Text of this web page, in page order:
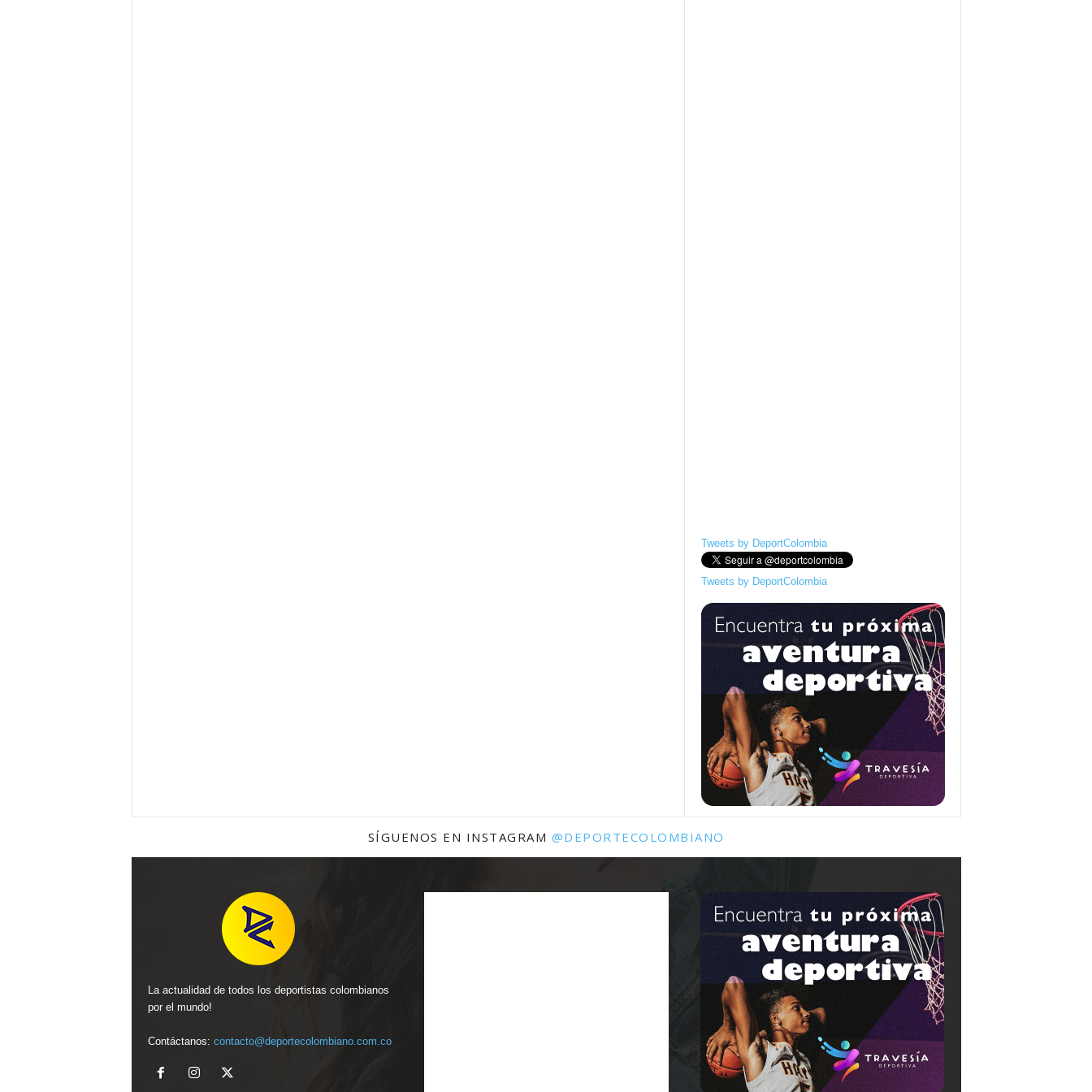
Tweets by DeportColombia
Tweets by DeportColombia
SÍGUENOS EN INSTAGRAM @DEPORTECOLOMBIANO
La actualidad de todos los deportistas colombianos
por el mundo!
Contáctanos: contacto@deportecolombiano.com.co